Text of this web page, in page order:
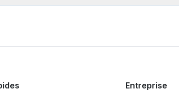
Entreprise